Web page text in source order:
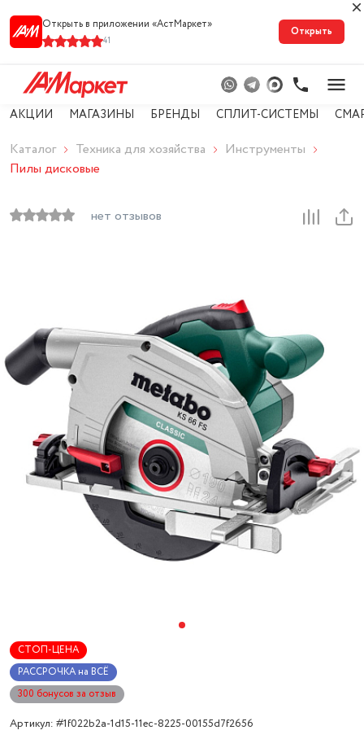
Открыть в приложении «АстМарке‪т‬»
41
Открыть
АКЦИИ МАГАЗИНЫ БРЕНДЫ СПЛИТ-СИСТЕМЫ
Каталог Техника для хозяйства
Инструменты
Пилы дисковые
нет отзывов
СТОП-ЦЕНА
РАССРОЧКА на ВСЁ
300 бонусов за отзыв
Артикул: #1f022b2a-1d15-11ec-8225-00155d7f2656